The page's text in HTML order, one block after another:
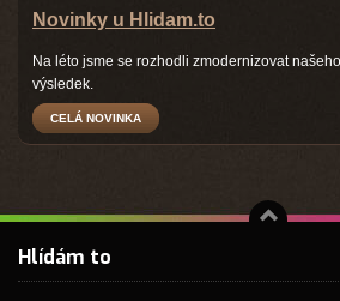
Novinky u Hlidam.to
Na léto jsme se rozhodli zmodernizovat
výsledek.
CELÁ NOVINKA
↑
Hlídám to